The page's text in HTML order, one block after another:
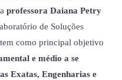
professora Daiana Petry
de Soluções
como principal objetivo
e médio a se
Exatas, Engenharias e